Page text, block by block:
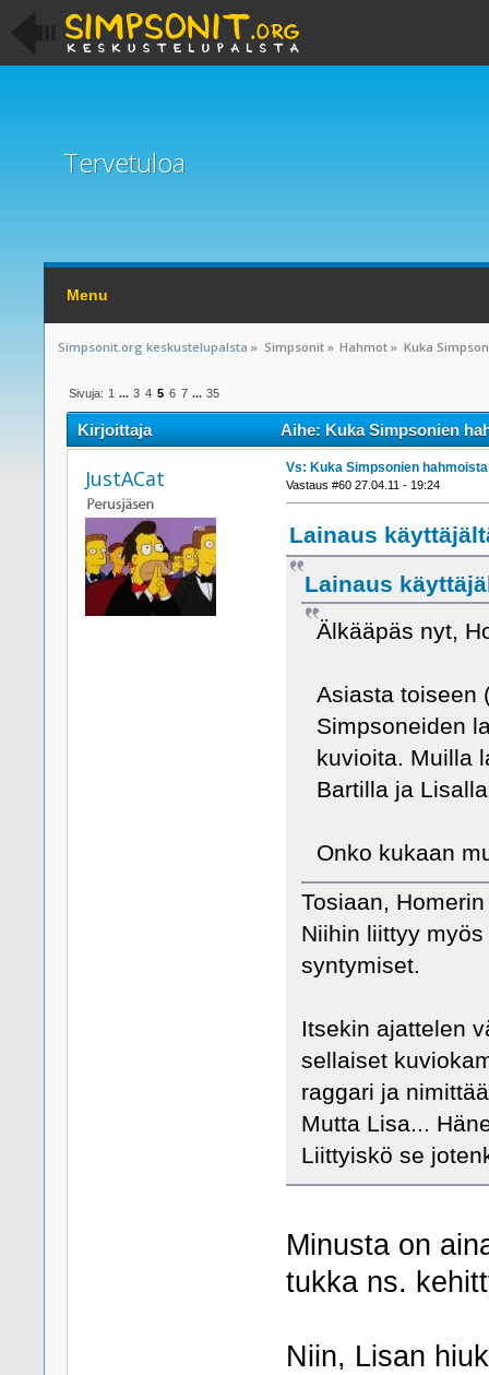
Tervetuloa
Menu
Simpsonit.org keskustelupalsta » Simpsonit» Hahmot » Kuka
Sivuja: 1 ... 3 4 5 6 7 ... 35
Kirjoittaja Aihe: Kuka Simpsonien
JustACat Vs: Kuka Simpsonien
Vastaus #60 27.04.11 - 19:24
Lainaus
Lainaus
Älkääpäs nyt,
Asiasta toiseen
Simpsoneiden
kuvioita. Muilla
Bartilla ja
Onko kukaan
Tosiaan,
Niihin liittyy
syntymiset.
Itsekin ajattelen
sellaiset
raggari ja
Mutta Lisa...
Liittyiskö se
Minusta on
tukka ns.
Niin, Lisan